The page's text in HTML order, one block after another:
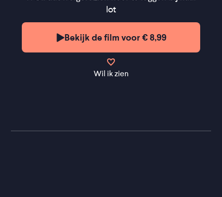
lot
Bekijk de film voor € 8,99
Wil ik zien